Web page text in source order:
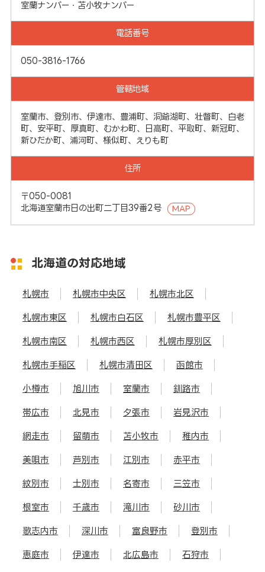
室蘭ナンバー・苫小牧ナンバー
電話番号
050-3816-1766
管轄地域
室蘭市、登別市、伊達市、豊浦町、洞爺湖町、壮瞥町、白老
町、安平町、厚真町、むかわ町、日高町、平取町、新冠町、
新ひだか町、浦河町、様似町、えりも町
住所
〒050-0081
北海道室蘭市日の出町二丁目39番2号
MAP
北海道の対応地域
札幌市 札幌市中央区 札幌市北区
札幌市東区 札幌市白石区 札幌市豊平区
札幌市南区 札幌市西区 札幌市厚別区
札幌市手稲区 札幌市清田区 函館市
小樽市 旭川市 室蘭市 釧路市
帯広市 北見市 夕張市 岩見沢市
網走市 留萌市 苫小牧市 稚内市
美唄市 芦別市 江別市 赤平市
紋別市 士別市 名寄市 三笠市
根室市 千歳市 滝川市 砂川市
歌志内市 深川市 富良野市 登別市
恵庭市 伊達市 北広島市 石狩市